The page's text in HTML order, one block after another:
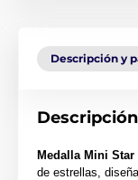
Descripción y
Medalla Mini Star
de estrellas,